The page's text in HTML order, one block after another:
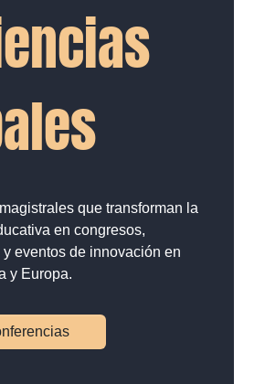
que transforman la
en congresos,
eventos de innovación en
y Europa.